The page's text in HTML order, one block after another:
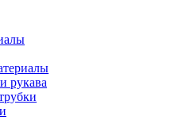
рукава